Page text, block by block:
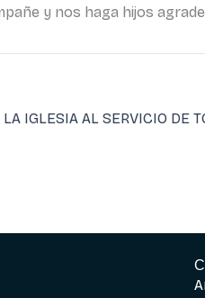
y nos haga hijos